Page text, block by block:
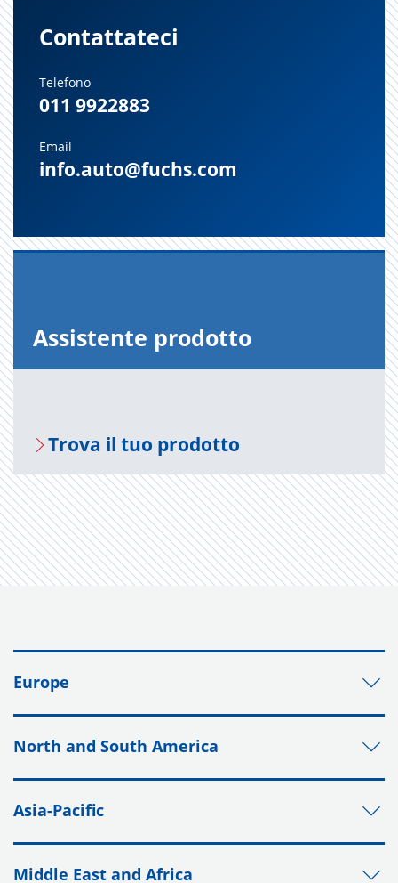
Contattateci
Telefono
011 9922883
Email
info.auto@fuchs.com
As­si­sten­te pro­dot­to
Trova il tuo pro­dot­to
Europe
North and South America
Asia-Pacific
Middle East and Africa